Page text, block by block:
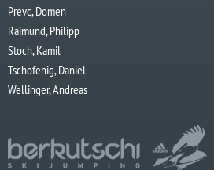
Prevc, Domen
Raimund, Philipp
Stoch, Kamil
Tschofenig, Daniel
Wellinger, Andreas